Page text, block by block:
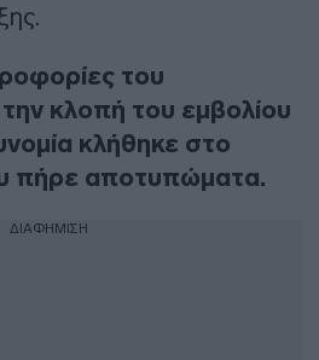
του
κλοπή του εμβολίου
κλήθηκε στο
πήρε αποτυπώματα.
ΔΙΑΦΗΜΙΣΗ